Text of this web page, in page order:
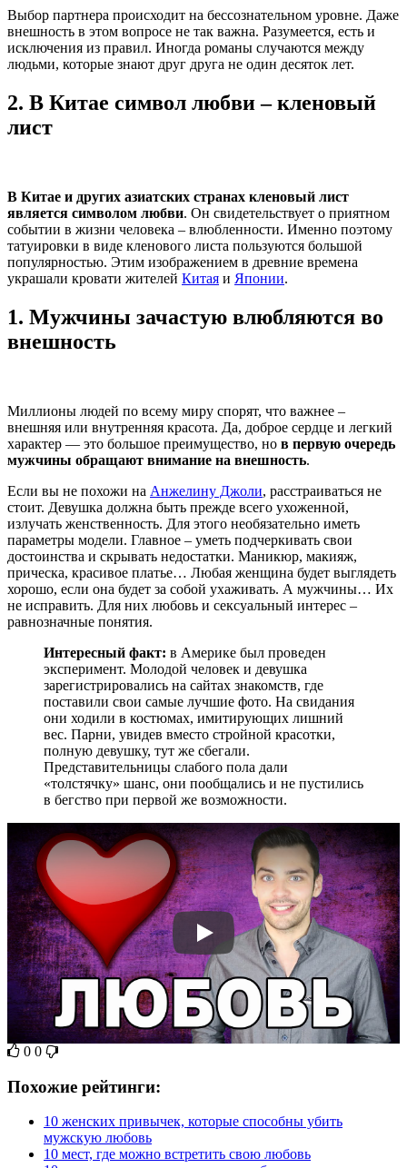
Выбор партнера происходит на бессознательном уровне. Даже
внешность в этом вопросе не так важна. Разумеется, есть и
исключения из правил. Иногда романы случаются между
людьми, которые знают друг друга не один десяток лет.
2. В Китае символ любви – кленовый
лист
В Китае и других азиатских странах кленовый лист
является символом любви. Он свидетельствует о приятном
событии в жизни человека – влюбленности. Именно поэтому
татуировки в виде кленового листа пользуются большой
популярностью. Этим изображением в древние времена
украшали кровати жителей Китая и Японии.
1. Мужчины зачастую влюбляются во
внешность
Миллионы людей по всему миру спорят, что важнее –
внешняя или внутренняя красота. Да, доброе сердце и легкий
характер — это большое преимущество, но в первую очередь
мужчины обращают внимание на внешность.
Если вы не похожи на Анжелину Джоли, расстраиваться не
стоит. Девушка должна быть прежде всего ухоженной,
излучать женственность. Для этого необязательно иметь
параметры модели. Главное – уметь подчеркивать свои
достоинства и скрывать недостатки. Маникюр, макияж,
прическа, красивое платье… Любая женщина будет выглядеть
хорошо, если она будет за собой ухаживать. А мужчины… Их
не исправить. Для них любовь и сексуальный интерес –
равнозначные понятия.
Интересный факт: в Америке был проведен
эксперимент. Молодой человек и девушка
зарегистрировались на сайтах знакомств, где
поставили свои самые лучшие фото. На свидания
они ходили в костюмах, имитирующих лишний
вес. Парни, увидев вместо стройной красотки,
полную девушку, тут же сбегали.
Представительницы слабого пола дали
«толстячку» шанс, они пообщались и не пустились
в бегство при первой же возможности.
0 0
Похожие рейтинги:
10 женских привычек, которые способны убить
мужскую любовь
10 мест, где можно встретить свою любовь